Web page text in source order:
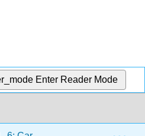
Enter Reader Mode